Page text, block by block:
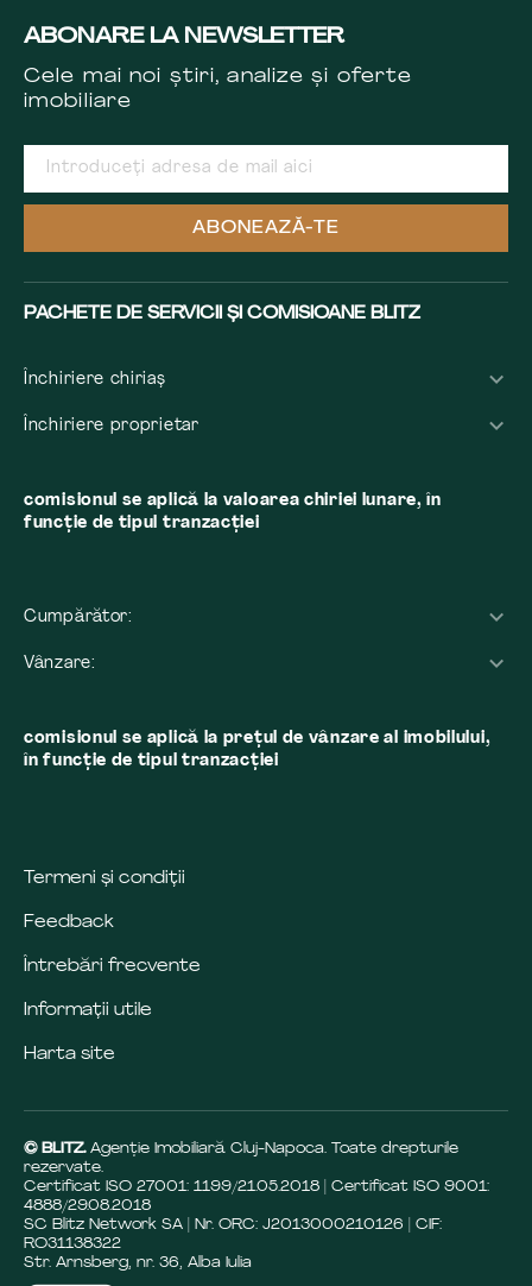
ABONARE LA NEWSLETTER
Cele mai noi știri, analize și oferte
imobiliare
ABONEAZĂ-TE
PACHETE DE SERVICII ȘI COMISIOANE BLITZ
Închiriere chiriaș
Închiriere proprietar
comisionul se aplică la valoarea chiriei lunare, în
funcție de tipul tranzacției
Cumpărător:
Vânzare:
comisionul se aplică la preţul de vânzare al imobilului,
în funcţie de tipul tranzacţiei
Termeni și condiții
Feedback
Întrebări frecvente
Informații utile
Harta site
© BLITZ. Agenție Imobiliară Cluj-Napoca. Toate drepturile
rezervate.
Certificat ISO 27001: 1199/21.05.2018 | Certificat ISO 9001:
4888/29.08.2018
SC Blitz Network SA | Nr. ORC: J2013000210126 | CIF:
RO31138322
Str. Arnsberg, nr. 36, Alba Iulia